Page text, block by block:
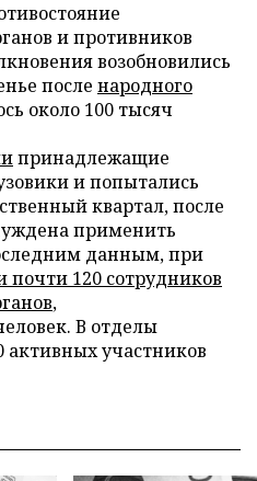
и противников
возобновились
после народного
около 100 тысяч
принадлежащие
и попытались
квартал, после
применить
данным, при
почти 120 сотрудников
,
В отделы
активных участников